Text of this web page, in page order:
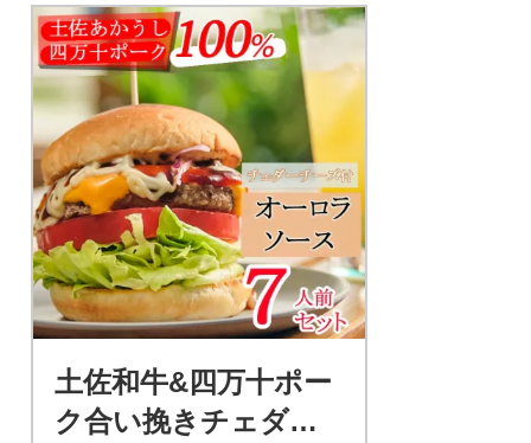
土佐和牛&四万十ポー
ク合い挽きチェダー